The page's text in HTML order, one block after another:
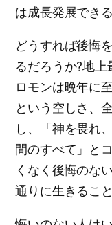
は成長発展でき
どうすれば後悔
るだろうか?地
ロモンは晩年に
という空しさ、
し、「神を畏れ
間のすべて」と
くなく後悔のな
通りに生きること